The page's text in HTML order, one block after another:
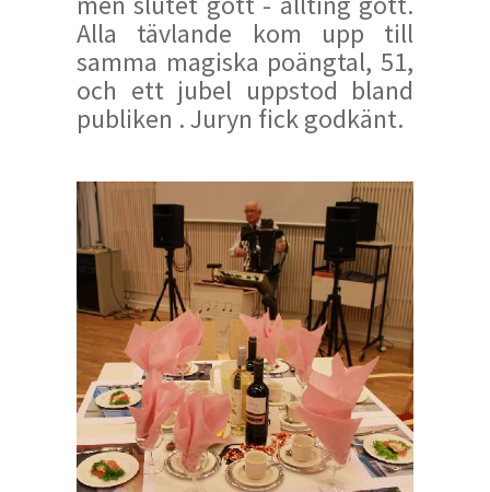
Alla tävlande kom upp till
samma magiska poängtal, 51,
och ett jubel uppstod bland
publiken . Juryn fick godkänt.